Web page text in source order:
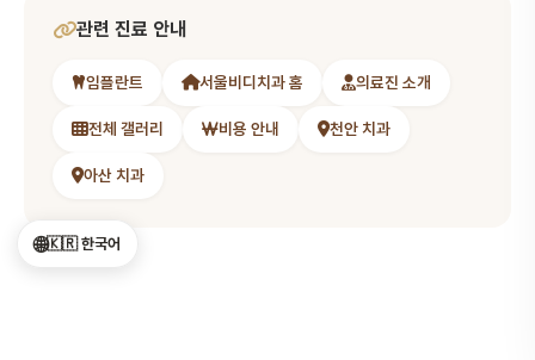
관련 진료 안내
임플란트 서울비디치과 홈 의료진 소개
전체 갤러리 비용 안내 천안 치과
아산 치과
🌐🇰🇷 한국어